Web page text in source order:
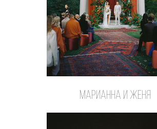
Марианна и Женя